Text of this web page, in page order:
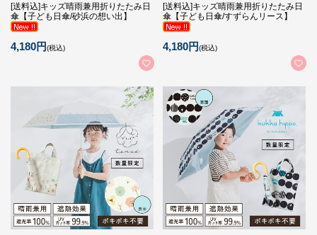
[送料込]キッズ晴雨兼用折りたたみ日
傘【子ども日傘/砂浜の想い出】
4,180円(税込)
[送料込]キッズ晴雨兼用折りたたみ日
傘【子ども日傘/すずらんリース】
4,180円(税込)